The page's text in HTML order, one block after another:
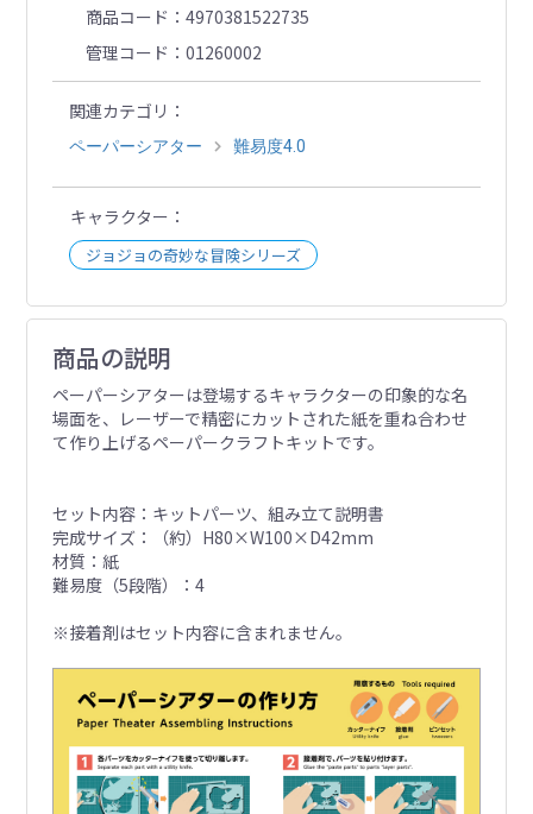
商品コード
4970381522735
管理コード
01260002
関連カテゴリ
ペーパーシアター 難易度4.0
キャラクター
ジョジョの奇妙な冒険シリーズ
商品の説明
ペーパーシアターは登場するキャラクターの印象的な名
場面を、レーザーで精密にカットされた紙を重ね合わせ
て作り上げるペーパークラフトキットです。
セット内容：キットパーツ、組み立て説明書
完成サイズ：（約）H80×W100×D42mm
材質：紙
難易度（5段階）：4
※接着剤はセット内容に含まれません。